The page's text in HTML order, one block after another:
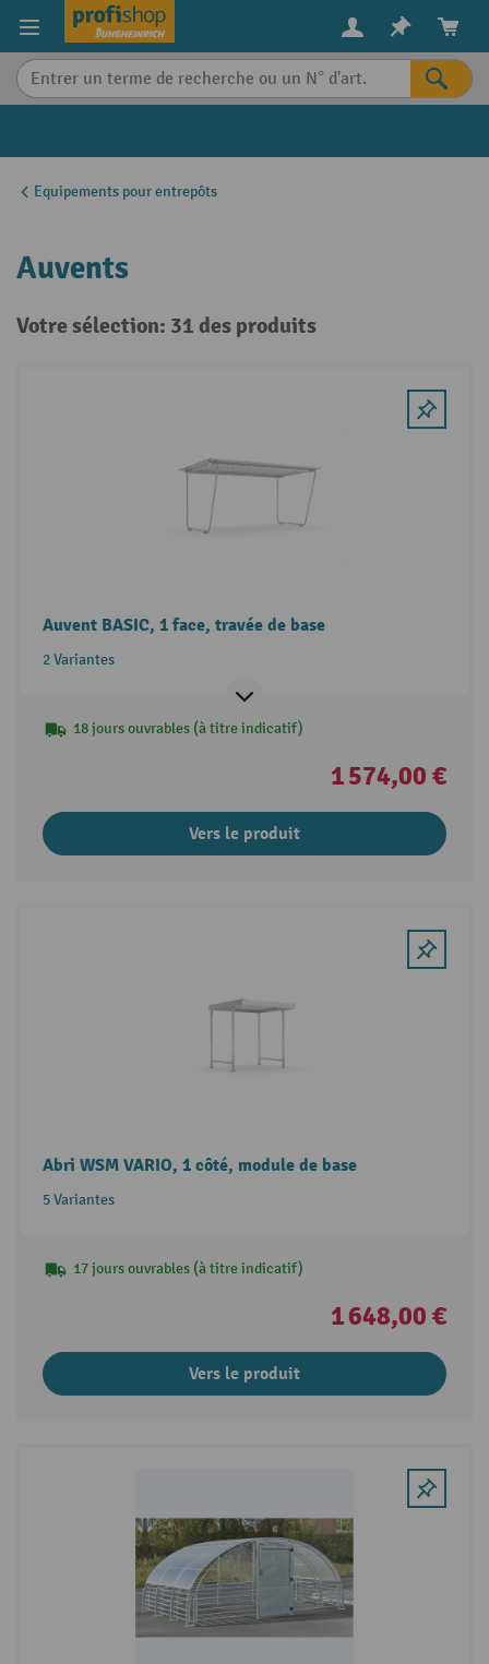
content
Equipements pour entrepôts
Auvents
Votre sélection: 31 des produits
Auvent BASIC, 1 face, travée de base
2 Variantes
18 jours ouvrables (à titre indicatif)
1 574,00 €
Vers le produit
Abri WSM VARIO, 1 côté, module de base
5 Variantes
17 jours ouvrables (à titre indicatif)
1 648,00 €
Vers le produit